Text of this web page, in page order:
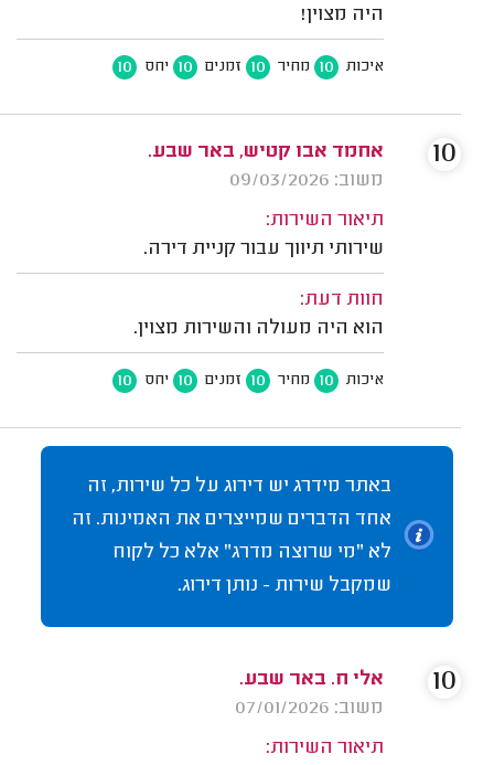
היה מצוין!
איכות 10 מחיר 10 זמנים 10 יחס 10
אחמד אבו קטיש, באר שבע.
משוב: 09/03/2026
תיאור השירות:
שירותי תיווך עבור קניית דירה.
חוות דעת:
הוא היה מעולה והשירות מצוין.
איכות 10 מחיר 10 זמנים 10 יחס 10
10
באתר מידרג יש דירוג על כל שירות, זה
אחד הדברים שמייצרים את האמינות. זה
לא "מי שרוצה מדרג" אלא כל לקוח
שמקבל שירות - נותן דירוג.
אלי ח. באר שבע.
משוב: 07/01/2026
תיאור השירות:
10